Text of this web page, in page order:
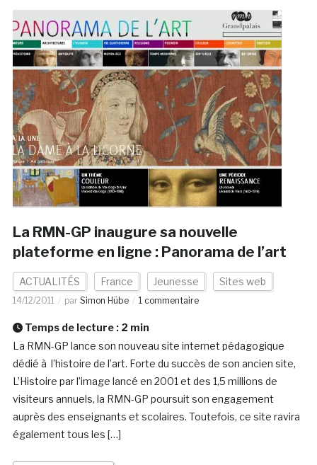
La RMN-GP inaugure sa nouvelle
plateforme en ligne : Panorama de l’art
ACTUALITÉS France Jeunesse Sites web
14/12/2011 par Simon Hübe 1 commentaire
Temps de lecture : 2 min
La RMN-GP lance son nouveau site internet pédagogique
dédié à l’histoire de l’art. Forte du succès de son ancien site,
L’Histoire par l’image lancé en 2001 et des 1,5 millions de
visiteurs annuels, la RMN-GP poursuit son engagement
auprès des enseignants et scolaires. Toutefois, ce site ravira
également tous les […]